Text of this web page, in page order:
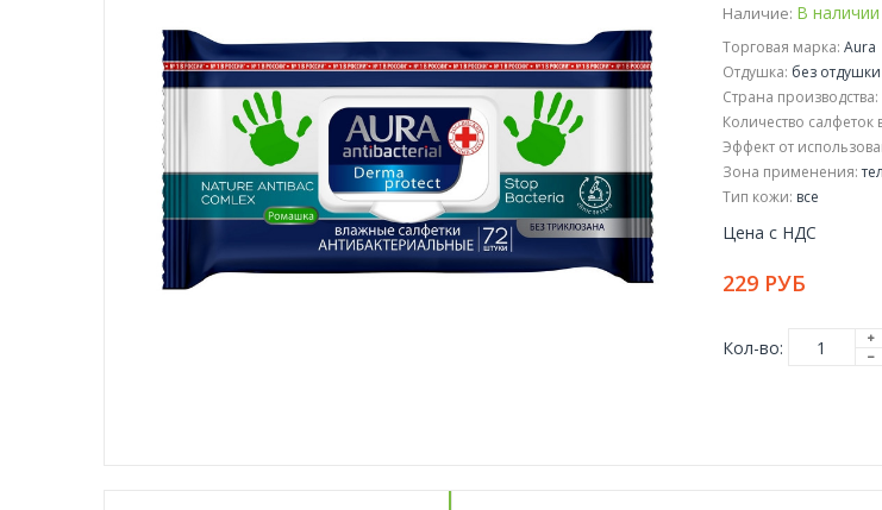
Наличие: В наличии
Торговая марка: Aura
Отдушка: без отдушки
Страна производства:
Количество салфеток
Эффект от
Зона применения:
Тип кожи: все
Цена с НДС
229 РУБ
Кол-во: